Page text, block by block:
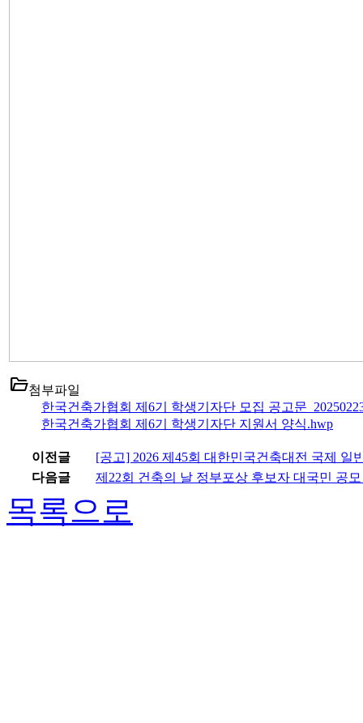
folder_open첨부파일
한국건축가협회 제6기 학생기자단 모집 공고문
한국건축가협회 제6기 학생기자단 지원서 양식.hwp
이전글
[공고] 2026 제45회 대한민국건축대전 국제 일
다음글
제22회 건축의 날 정부포상 후보자 대국민 공
목록으로